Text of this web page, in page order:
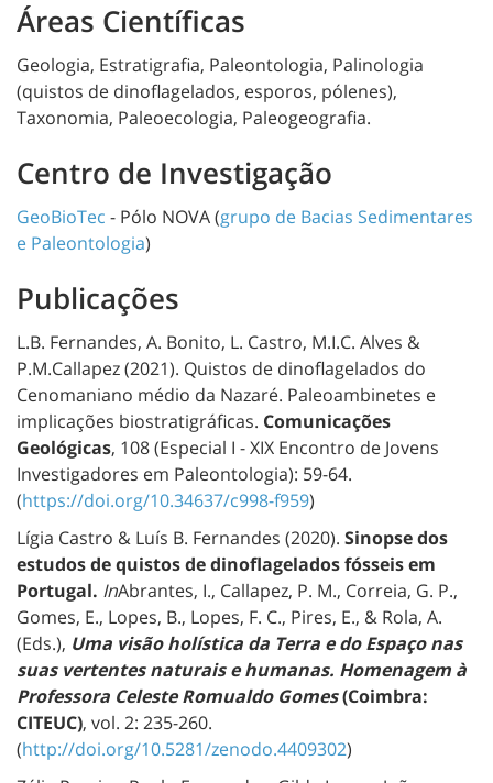
Áreas Científicas
Geologia, Estratigrafia, Paleontologia, Palinologia
(quistos de dinoflagelados, esporos, pólenes),
Taxonomia, Paleoecologia, Paleogeografia.
Centro de Investigação
GeoBioTec - Pólo NOVA (grupo de Bacias Sedimentares
e Paleontologia)
Publicações
L.B. Fernandes, A. Bonito, L. Castro, M.I.C. Alves &
P.M.Callapez (2021). Quistos de dinoflagelados do
Cenomaniano médio da Nazaré. Paleoambinetes e
implicações biostratigráficas. Comunicações
Geológicas, 108 (Especial I - XIX Encontro de Jovens
Investigadores em Paleontologia): 59-64.
(https://doi.org/10.34637/c998-f959)
Lígia Castro & Luís B. Fernandes (2020). Sinopse dos
estudos de quistos de dinoflagelados fósseis em
Portugal. InAbrantes, I., Callapez, P. M., Correia, G. P.,
Gomes, E., Lopes, B., Lopes, F. C., Pires, E., & Rola, A.
(Eds.), Uma visão holística da Terra e do Espaço nas
suas vertentes naturais e humanas. Homenagem à
Professora Celeste Romualdo Gomes(Coimbra:
CITEUC), vol. 2: 235-260.
(http://doi.org/10.5281/zenodo.4409302)